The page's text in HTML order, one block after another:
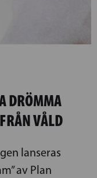
DRÖMMA
VÅLD
lanseras
av Plan